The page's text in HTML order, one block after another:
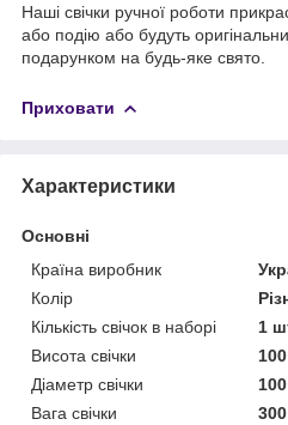
Наші свічки ручної роботи
або подію або будуть
подарунком на будь-яке свято.
Приховати
Характеристики
Основні
Країна виробник
Колір
Кількість свічок в наборі
1
Висота свічки
Діаметр свічки
Вага свічки